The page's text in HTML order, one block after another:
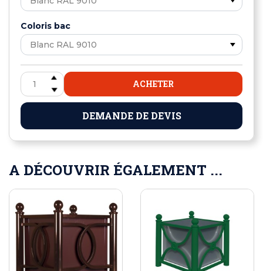
Coloris bac
ACHETER
DEMANDE DE DEVIS
A DÉCOUVRIR ÉGALEMENT ...